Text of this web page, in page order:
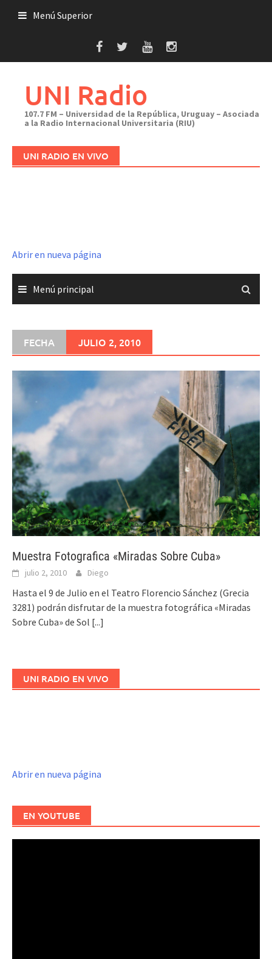
Menú Superior
UNI Radio
107.7 FM – Universidad de la República, Uruguay – Asociada
a la Radio Internacional Universitaria (RIU)
UNI RADIO EN VIVO
Abrir en nueva página
Menú principal
FECHA JULIO 2, 2010
Muestra Fotografica «Miradas Sobre Cuba»
julio 2, 2010 Diego
Hasta el 9 de Julio en el Teatro Florencio Sánchez (Grecia
3281) podrán disfrutar de la muestra fotográfica «Miradas
Sobre Cuba» de Sol [...]
UNI RADIO EN VIVO
Abrir en nueva página
EN YOUTUBE